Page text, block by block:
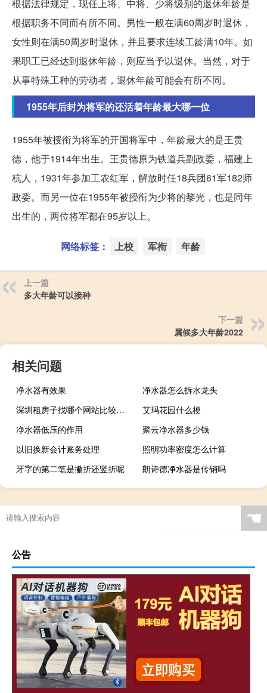
根据法律规定，现任上将、中将、少将级别的退休年龄是
根据职务不同而有所不同。男性一般在满60周岁时退休，
女性则在满50周岁时退休，并且要求连续工龄满10年。如
果职工已经达到退休年龄，则应当予以退休。当然，对于
从事特殊工种的劳动者，退休年龄可能会有所不同。
1955年后封为将军的还活着年龄最大哪一位
1955年被授衔为将军的开国将军中，年龄最大的是王贵
德，他于1914年出生。王贵德原为铁道兵副政委，福建上
杭人，1931年参加工农红军，解放时任18兵团61军182师
政委。而另一位在1955年被授衔为少将的黎光，也是同年
出生的，两位将军都在95岁以上。
网络标签： 上校 军衔 年龄
上一篇
多大年龄可以接种
下一篇
属候多大年龄2022
相关问题
净水器有效果
净水器怎么拆水龙头
深圳租房子找哪个网站比较靠谱（租房子找哪个网站比较靠谱）
艾玛花园什么梗
净水器低压的作用
聚云净水器多少钱
以旧换新会计账务处理
照明功率密度怎么计算
牙字的第二笔是撇折还竖折呢
朗诗德净水器是传销吗
☚
公告